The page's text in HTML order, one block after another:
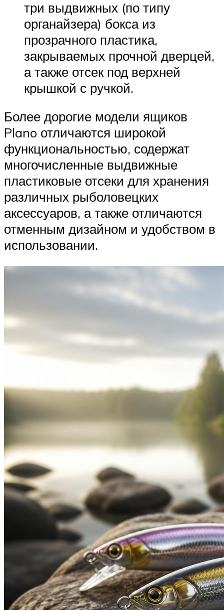
три выдвижных (по типу
органайзера) бокса из
прозрачного пластика,
закрываемых прочной дверцей,
а также отсек под верхней
крышкой с ручкой.
Более дорогие модели ящиков
Plano отличаются широкой
функциональностью, содержат
многочисленные выдвижные
пластиковые отсеки для хранения
различных рыболовецких
аксессуаров, а также отличаются
отменным дизайном и удобством в
использовании.